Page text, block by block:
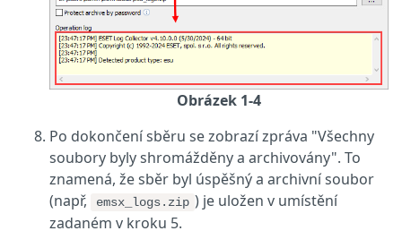
Obrázek 1-4
Po dokončení sběru se zobrazí zpráva "Všechny
soubory byly shromážděny a archivovány". To
znamená, že sběr byl úspěšný a archivní soubor
(např,
emsx_logs.zip ) je uložen v umístění
zadaném v kroku 5.